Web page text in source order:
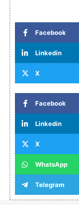
Facebook
Linkedin
X
Facebook
Linkedin
X
WhatsApp
Telegram